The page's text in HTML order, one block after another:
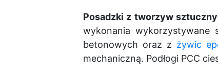
Posadzki z tworzyw
wykonania wykorzystywane
betonowych oraz z żywic
mechaniczną. Podłogi PCC